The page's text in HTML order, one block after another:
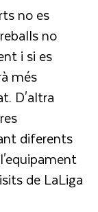
no es
no
i si es
més
D'altra
diferents
de LaLiga